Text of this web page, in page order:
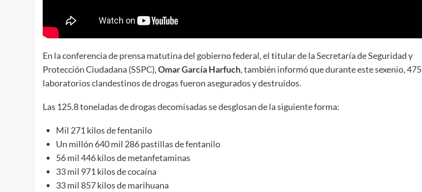
En la conferencia de prensa matutina del gobierno federal, el titular de la Secretaría de Seguridad y
Protección Ciudadana (SSPC),Omar García Harfuch, también informó que durante este sexenio, 475
laboratorios clandestinos de drogas fueron asegurados y destruidos.
Las 125.8 toneladas de drogas decomisadas se desglosan de la siguiente forma:
Mil 271 kilos de fentanilo
Un millón 640 mil 286 pastillas de fentanilo
56 mil 446 kilos de metanfetaminas
33 mil 971 kilos de cocaína
33 mil 857 kilos de marihuana